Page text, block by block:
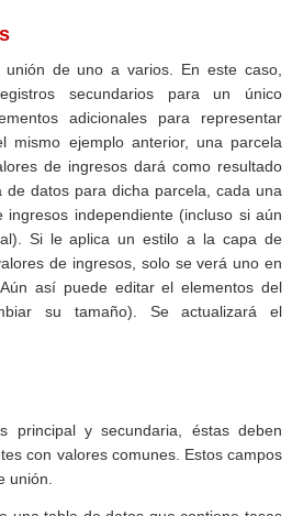
de uno a varios. En este caso,
secundarios para un único
adicionales para representar
mismo ejemplo anterior, una parcela
de ingresos dará como resultado
de datos para dicha parcela, cada una
independiente (incluso si aún
Si le aplica un estilo a la capa de
de ingresos, solo se verá uno en
así puede editar el elementos del
su tamaño). Se actualizará el
principal y secundaria, éstas deben
con valores comunes. Estos campos
unión.